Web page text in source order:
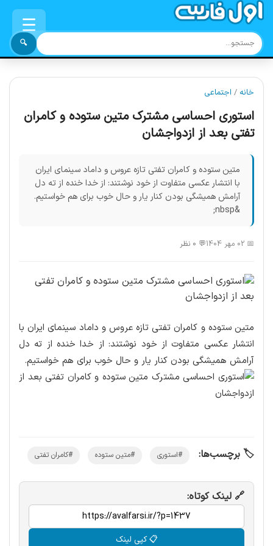
☰
🔍
خانه / اجتماعی
استوری احساسی مشترک متین ستوده و کامران
تفتی بعد از ازدواجشان
متین ستوده و کامران تفتی تازه عروس و داماد سینمای ایران
با انتشار عکسی متفاوت از خود نوشتند: از خدا خنده از ته دل
آرامش همیشگی بودن کنار یار و حال خوب برای هم خواستیم.
&nbsp;
📅 02 مهر 1404 💬 0 نظر
متین ستوده و کامران تفتی تازه عروس و داماد سینمای ایران با
انتشار عکسی متفاوت از خود نوشتند: از خدا خنده از ته دل
آرامش همیشگی بودن کنار یار و حال خوب برای هم خواستیم.
🏷️ برچسب‌ها: #استوری #متین ستوده #کامران تفتی
🔗 لینک کوتاه:
📋 کپی لینک